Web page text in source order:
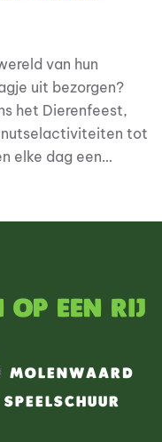
van hun
uit bezorgen?
het Dierenfeest,
tot
elke dag een
je zowel kan
geven?
op een rij
MOLENWAARD